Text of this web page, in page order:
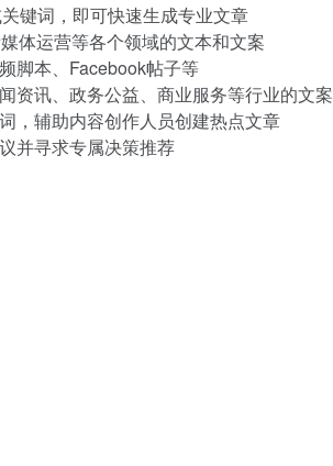
键词，即可快速生成专业文章
体运营等各个领域的文本和文案
脚本、Facebook帖子等
资讯、政务公益、商业服务等行业的文案
，辅助内容创作人员创建热点文章
并寻求专属决策推荐